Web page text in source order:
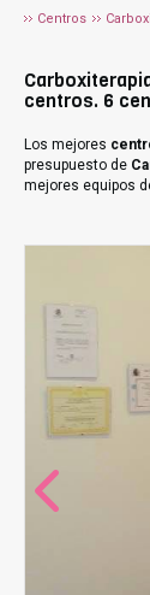
Centros
centros. 6
Los mejores
presupuesto de
mejores equipos